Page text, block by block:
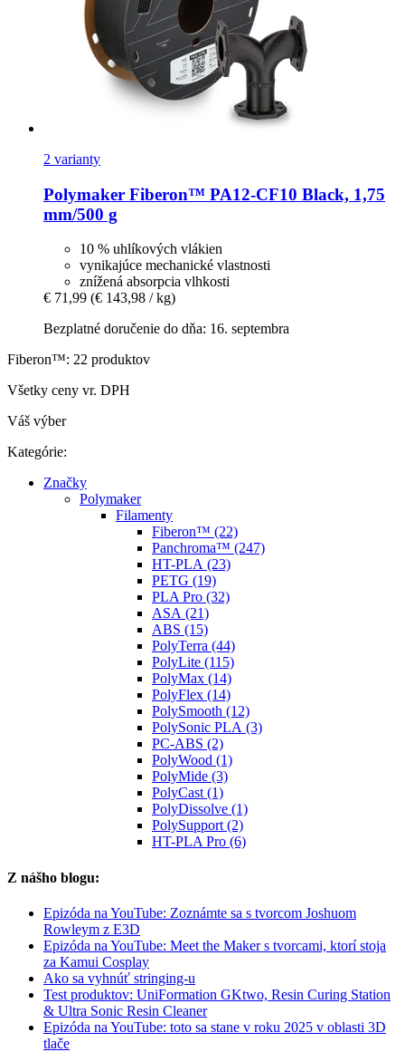
2 varianty
Polymaker Fiberon™ PA12-​CF10 Black, 1,75
mm/500 g
10 % uhlíkových vlákien
vynikajúce mechanické vlastnosti
znížená absorpcia vlhkosti
€ 71,99 (€ 143,98 / kg)
Bezplatné doručenie do dňa: 16. septembra
Fiberon™: 22 produktov
Všetky ceny vr. DPH
Váš výber
Kategórie:
Značky
Polymaker
Filamenty
Fiberon™ (22)
Panchroma™ (247)
HT-PLA (23)
PETG (19)
PLA Pro (32)
ASA (21)
ABS (15)
PolyTerra (44)
PolyLite (115)
PolyMax (14)
PolyFlex (14)
PolySmooth (12)
PolySonic PLA (3)
PC-ABS (2)
PolyWood (1)
PolyMide (3)
PolyCast (1)
PolyDissolve (1)
PolySupport (2)
HT-PLA Pro (6)
Z nášho blogu:
Epizóda na YouTube: Zoznámte sa s tvorcom Joshuom
Rowleym z E3D
Epizóda na YouTube: Meet the Maker s tvorcami, ktorí stoja
za Kamui Cosplay
Ako sa vyhnúť stringing-u
Test produktov: UniFormation GKtwo, Resin Curing Station
& Ultra Sonic Resin Cleaner
Epizóda na YouTube: toto sa stane v roku 2025 v oblasti 3D
tlače